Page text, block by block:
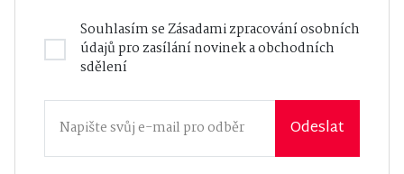
Souhlasím seZásadami zpracování osobních
údajůpro zasílání novinek a obchodních
sdělení
Odeslat